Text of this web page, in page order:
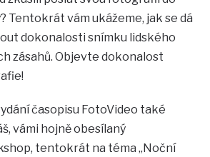
Tentokrát vám ukážeme, jak se dá
dokonalosti snímku lidského
zásahů. Objevte dokonalost
časopisu FotoVideo také
vámi hojně obesílaný
tentokrát na téma „Noční